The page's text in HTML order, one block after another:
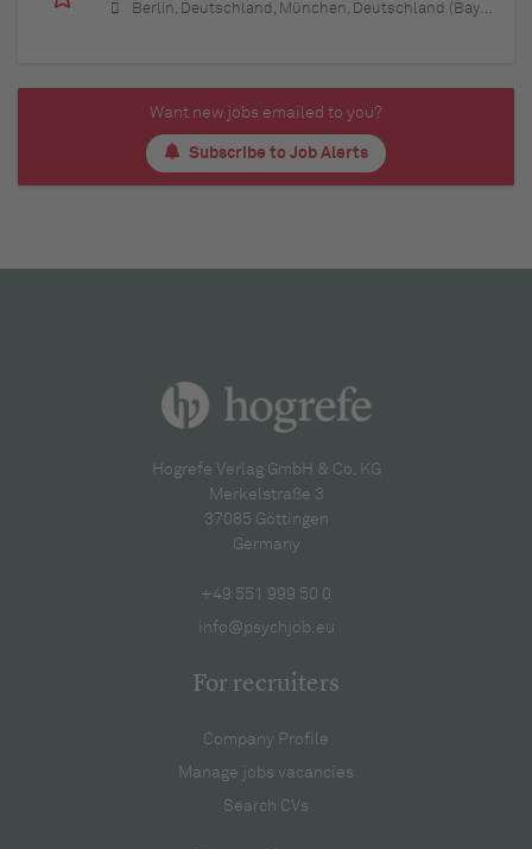
Berlin, Deutschland, München, Deutschland (Bayern), Hamburg, Deutschland, Düsseldorf, Deutschland (Nordrhein-Westfalen), Köln, Deutschland (Nordrhein-Westfalen), Essen, Deutschland (Nordrhein-Westfalen), Dortmund, Deutschland (Nordrhein-Westfalen), Stuttgart, Deutschland (Baden-Württemberg), Heilbronn, Deutschland (Baden-Württemberg), Hannover, Deutschland (Niedersachsen), Rostock, Deutschland (Mecklenburg-Vorpommern), Kiel, Deutschland (Schleswig-Holstein), Augsburg, Deutschland (Bayern), Nürnberg, Deutschland (Bayern), Frankfurt am Main, Deutschland (Hessen), Bremen, Deutschland, Schwerin, Deutschland (Mecklenburg-Vorpommern), Mainz, Deutschland (Rheinland-Pfalz), Saarbrücken, Deutschland (Saarland), Dresden, Deutschland (Sachsen), Magdeburg, Deutschland (Sachsen-Anhalt), Potsdam, Deutschland (Brandenburg), Erfurt, Deutschland (Thüringen), Würzburg, Deutschland (Bayern), Heilbronn, Deutschland (Baden-Württemberg), Leipzig, Deutschland (Sachsen)
Want new jobs emailed to you?
Subscribe to Job Alerts
Hogrefe Verlag GmbH & Co. KG
Merkelstraße 3
37085 Göttingen
Germany
+49 551 999 50 0
info@psychjob.eu
For recruiters
Company Profile
Manage jobs vacancies
Search CVs